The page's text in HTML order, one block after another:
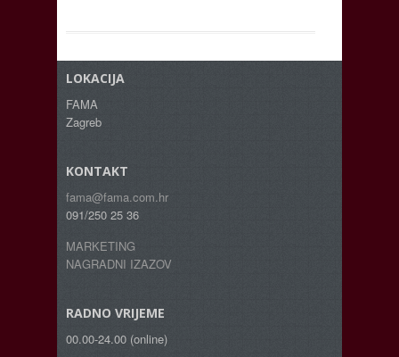
LOKACIJA
FAMA
Zagreb
KONTAKT
fama@fama.com.hr
091/250 25 36
MARKETING
NAGRADNI IZAZOV
RADNO VRIJEME
00.00-24.00 (online)